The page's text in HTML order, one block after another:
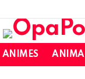
ANIMES